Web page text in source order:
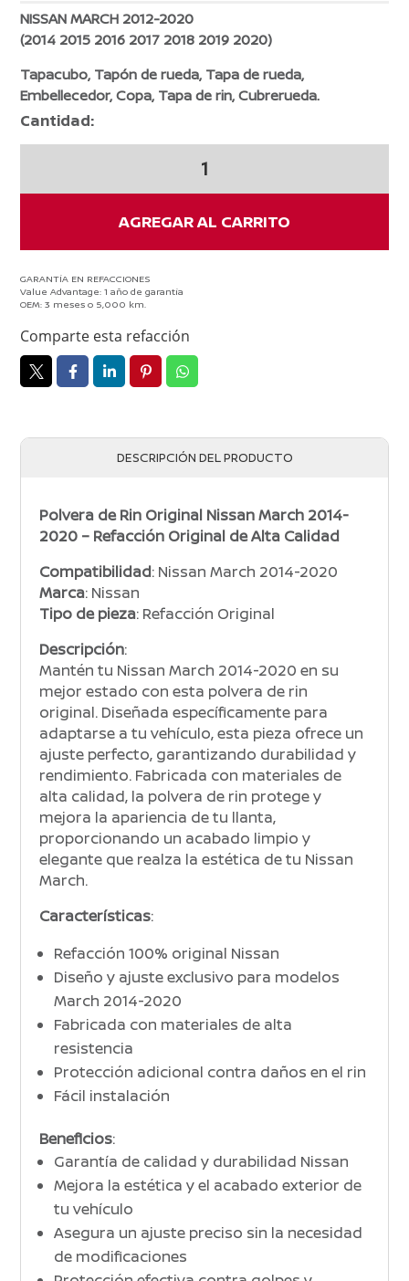
NISSAN MARCH 2012-2020
(2014 2015 2016 2017 2018 2019 2020)
Tapacubo, Tapón de rueda, Tapa de rueda,
Embellecedor, Copa, Tapa de rin, Cubrerueda.
Cantidad:
14
2024
Original
AGREGAR AL CARRITO
GARANTÍA EN REFACCIONES
Value Advantage: 1 año de garantía
OEM: 3 meses o 5,000 km.
Comparte esta refacción
DESCRIPCIÓN DEL PRODUCTO
Polvera de Rin Original Nissan March 2014-
2020 – Refacción Original de Alta Calidad
Compatibilidad: Nissan March 2014-2020
Marca: Nissan
Tipo de pieza: Refacción Original
Descripción:
Mantén tu Nissan March 2014-2020 en su
mejor estado con esta polvera de rin
original. Diseñada específicamente para
adaptarse a tu vehículo, esta pieza ofrece un
ajuste perfecto, garantizando durabilidad y
rendimiento. Fabricada con materiales de
alta calidad, la polvera de rin protege y
mejora la apariencia de tu llanta,
proporcionando un acabado limpio y
elegante que realza la estética de tu Nissan
March.
Características:
Refacción 100% original Nissan
Diseño y ajuste exclusivo para modelos
March 2014-2020
Fabricada con materiales de alta
resistencia
Protección adicional contra daños en el rin
Fácil instalación
Beneficios:
Garantía de calidad y durabilidad Nissan
Mejora la estética y el acabado exterior de
tu vehículo
Asegura un ajuste preciso sin la necesidad
de modificaciones